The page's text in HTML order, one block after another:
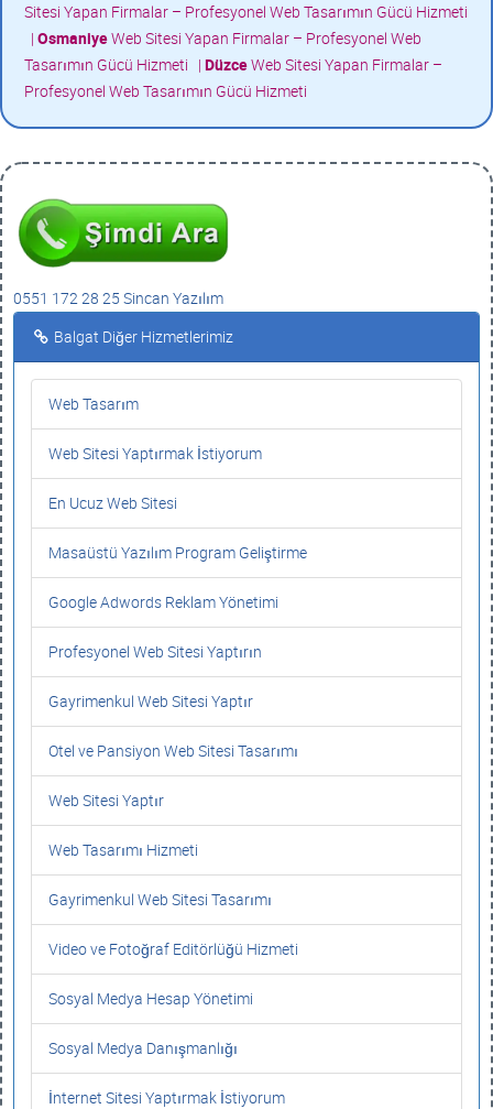
Sitesi Yapan Firmalar – Profesyonel Web Tasarımın Gücü Hizmeti
| OsmaniyeWeb Sitesi Yapan Firmalar – Profesyonel Web
Tasarımın Gücü Hizmeti | DüzceWeb Sitesi Yapan Firmalar –
Profesyonel Web Tasarımın Gücü Hizmeti
0551 172 28 25 Sincan Yazılım
Balgat Diğer Hizmetlerimiz
Web Tasarım
Web Sitesi Yaptırmak İstiyorum
En Ucuz Web Sitesi
Masaüstü Yazılım Program Geliştirme
Google Adwords Reklam Yönetimi
Profesyonel Web Sitesi Yaptırın
Gayrimenkul Web Sitesi Yaptır
Otel ve Pansiyon Web Sitesi Tasarımı
Web Sitesi Yaptır
Web Tasarımı Hizmeti
Gayrimenkul Web Sitesi Tasarımı
Video ve Fotoğraf Editörlüğü Hizmeti
Sosyal Medya Hesap Yönetimi
Sosyal Medya Danışmanlığı
İnternet Sitesi Yaptırmak İstiyorum